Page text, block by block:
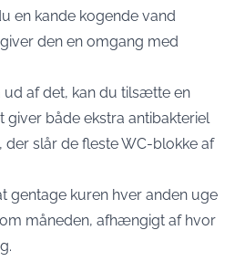
en kande kogende vand
den en omgang med
ud af det, kan du tilsætte en
giver både ekstra antibakteriel
der slår de fleste WC-blokke af
gentage kuren hver anden uge
måneden, afhængigt af hvor